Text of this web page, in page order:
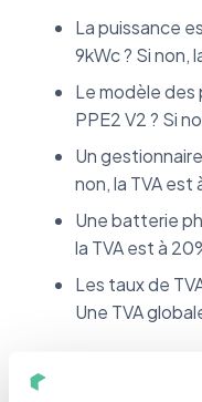
La puissance
9kWc ? Si non,
Le modèle
PPE2 V2 ? Si
Un
non, la TVA est
Une batterie
la TVA est à
Les taux de
Une TVA